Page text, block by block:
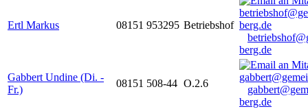
Ertl Markus 08151 953295 Betriebshof
berg.de
Gabbert Undine (Di. -
Fr.)
08151 508-44 O.2.6
berg.de